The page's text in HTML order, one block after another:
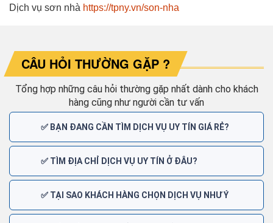
Dịch vụ sơn nhà https://tpny.vn/son-nha
CÂU HỎI THƯỜNG GẶP ?
Tổng hợp những câu hỏi thường gặp nhất dành cho khách
hàng cũng như người cần tư vấn
✅ BẠN ĐANG CẦN TÌM DỊCH VỤ UY TÍN GIÁ RẺ?
✅ TÌM ĐỊA CHỈ DỊCH VỤ UY TÍN Ở ĐÂU?
✅ TẠI SAO KHÁCH HÀNG CHỌN DỊCH VỤ NHƯ Ý